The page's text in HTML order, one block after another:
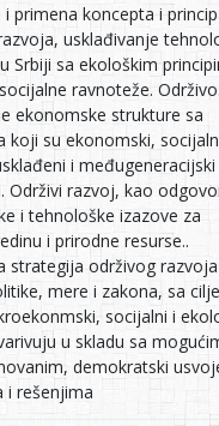
i primena koncepta i
usklađivanje
Srbiji sa ekološkim
ravnoteže.
ekonomske strukture sa
koji su ekonomski,
i međugeneracijski
Održivi razvoj, kao
i tehnološke izazove za
i prirodne resurse..
strategija održivog
mere i zakona, sa
socijalni i
u skladu sa
demokratski
i rešenjima